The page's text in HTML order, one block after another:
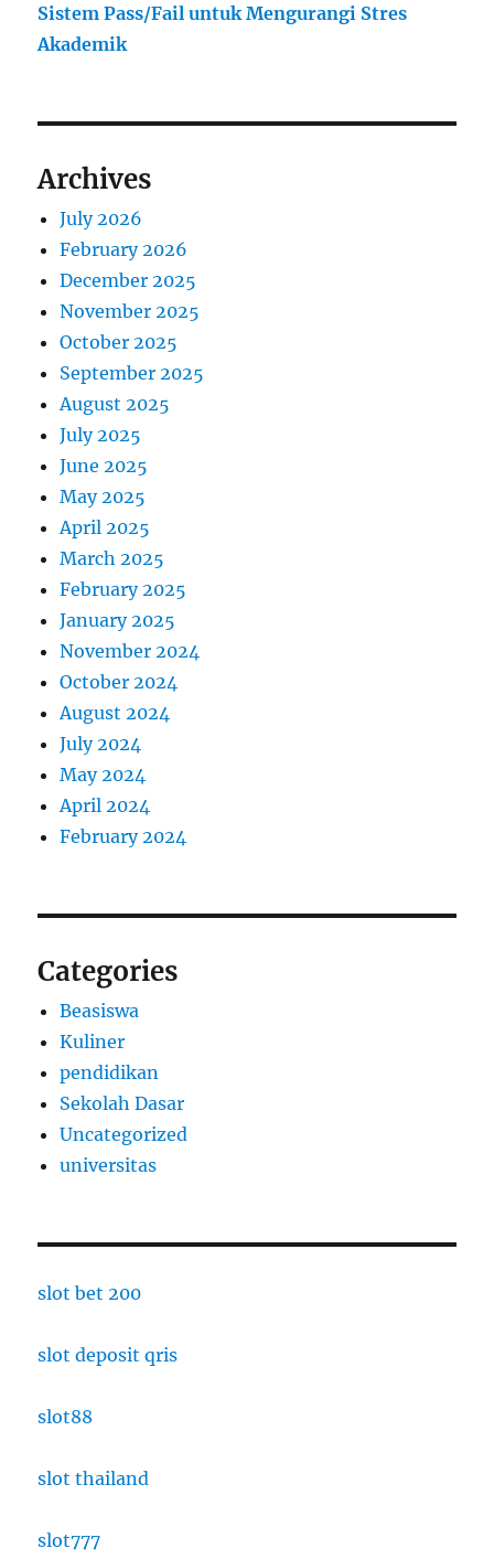
Sistem Pass/Fail untuk Mengurangi Stres
Akademik
Archives
July 2026
February 2026
December 2025
November 2025
October 2025
September 2025
August 2025
July 2025
June 2025
May 2025
April 2025
March 2025
February 2025
January 2025
November 2024
October 2024
August 2024
July 2024
May 2024
April 2024
February 2024
Categories
Beasiswa
Kuliner
pendidikan
Sekolah Dasar
Uncategorized
universitas
slot bet 200
slot deposit qris
slot88
slot thailand
slot777